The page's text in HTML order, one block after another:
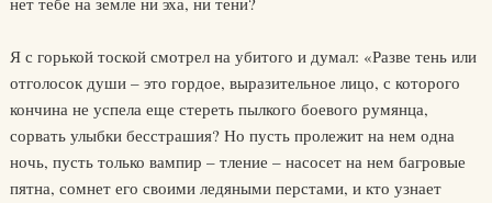
Я с горькой тоской смотрел на убитого и думал: «Разве тень или
отголосок души – это гордое, выразительное лицо, с которого
кончина не успела еще стереть пылкого боевого румянца,
сорвать улыбки бесстрашия? Но пусть пролежит на нем одна
ночь, пусть только вампир – тление – насосет на нем багровые
пятна, сомнет его своими ледяными перстами, и кто узнает